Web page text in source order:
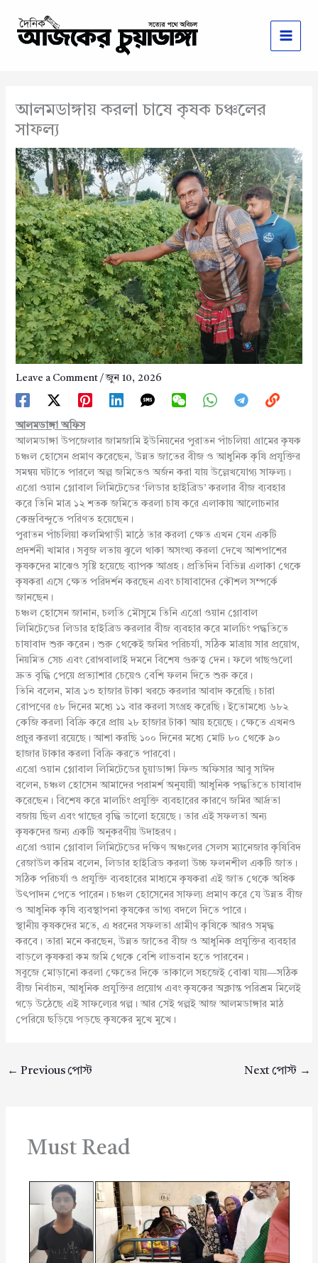
content
আলমডাঙ্গায় করলা চাষে কৃষক চঞ্চলের
সাফল্য
Leave a Comment /জুন 10, 2026
আলমডাঙ্গা অফিস
আলমডাঙ্গা উপজেলার জামজামি ইউনিয়নের পুরাতন পাঁচলিয়া গ্রামের কৃষক
চঞ্চল হোসেন প্রমাণ করেছেন, উন্নত জাতের বীজ ও আধুনিক কৃষি প্রযুক্তির
সমন্বয় ঘটাতে পারলে অল্প জমিতেও অর্জন করা যায় উল্লেখযোগ্য সাফল্য।
এগ্রো ওয়ান গ্লোবাল লিমিটেডের ‘লিডার হাইব্রিড’ করলার বীজ ব্যবহার
করে তিনি মাত্র ১২ শতক জমিতে করলা চাষ করে এলাকায় আলোচনার
কেন্দ্রবিন্দুতে পরিণত হয়েছেন।
পুরাতন পাঁচলিয়া কলমিগাড়ী মাঠে তার করলা ক্ষেত এখন যেন একটি
প্রদর্শনী খামার। সবুজ লতায় ঝুলে থাকা অসংখ্য করলা দেখে আশপাশের
কৃষকদের মাঝেও সৃষ্টি হয়েছে ব্যাপক আগ্রহ। প্রতিদিন বিভিন্ন এলাকা থেকে
কৃষকরা এসে ক্ষেত পরিদর্শন করছেন এবং চাষাবাদের কৌশল সম্পর্কে
জানছেন।
চঞ্চল হোসেন জানান, চলতি মৌসুমে তিনি এগ্রো ওয়ান গ্লোবাল
লিমিটেডের লিডার হাইব্রিড করলার বীজ ব্যবহার করে মালচিং পদ্ধতিতে
চাষাবাদ শুরু করেন। শুরু থেকেই জমির পরিচর্যা, সঠিক মাত্রায় সার প্রয়োগ,
নিয়মিত সেচ এবং রোগবালাই দমনে বিশেষ গুরুত্ব দেন। ফলে গাছগুলো
দ্রুত বৃদ্ধি পেয়ে প্রত্যাশার চেয়েও বেশি ফলন দিতে শুরু করে।
তিনি বলেন, মাত্র ১৩ হাজার টাকা খরচে করলার আবাদ করেছি। চারা
রোপণের ৫৮ দিনের মধ্যে ১১ বার করলা সংগ্রহ করেছি। ইতোমধ্যে ৬৮২
কেজি করলা বিক্রি করে প্রায় ২৮ হাজার টাকা আয় হয়েছে। ক্ষেতে এখনও
প্রচুর করলা রয়েছে। আশা করছি ১০০ দিনের মধ্যে মোট ৮০ থেকে ৯০
হাজার টাকার করলা বিক্রি করতে পারবো।
এগ্রো ওয়ান গ্লোবাল লিমিটেডের চুয়াডাঙ্গা ফিল্ড অফিসার আবু সাঈদ
বলেন, চঞ্চল হোসেন আমাদের পরামর্শ অনুযায়ী আধুনিক পদ্ধতিতে চাষাবাদ
করেছেন। বিশেষ করে মালচিং প্রযুক্তি ব্যবহারের কারণে জমির আর্দ্রতা
বজায় ছিল এবং গাছের বৃদ্ধি ভালো হয়েছে। তার এই সফলতা অন্য
কৃষকদের জন্য একটি অনুকরণীয় উদাহরণ।
এগ্রো ওয়ান গ্লোবাল লিমিটেডের দক্ষিণ অঞ্চলের সেলস ম্যানেজার কৃষিবিদ
রেজাউল করিম বলেন, লিডার হাইব্রিড করলা উচ্চ ফলনশীল একটি জাত।
সঠিক পরিচর্যা ও প্রযুক্তি ব্যবহারের মাধ্যমে কৃষকরা এই জাত থেকে অধিক
উৎপাদন পেতে পারেন। চঞ্চল হোসেনের সাফল্য প্রমাণ করে যে উন্নত বীজ
ও আধুনিক কৃষি ব্যবস্থাপনা কৃষকের ভাগ্য বদলে দিতে পারে।
স্থানীয় কৃষকদের মতে, এ ধরনের সফলতা গ্রামীণ কৃষিকে আরও সমৃদ্ধ
করবে। তারা মনে করছেন, উন্নত জাতের বীজ ও আধুনিক প্রযুক্তির ব্যবহার
বাড়লে কৃষকরা কম জমি থেকে বেশি লাভবান হতে পারবেন।
সবুজে মোড়ানো করলা ক্ষেতের দিকে তাকালে সহজেই বোঝা যায়—সঠিক
বীজ নির্বাচন, আধুনিক প্রযুক্তির প্রয়োগ এবং কৃষকের অক্লান্ত পরিশ্রম মিলেই
গড়ে উঠেছে এই সাফল্যের গল্প। আর সেই গল্পই আজ আলমডাঙ্গার মাঠ
পেরিয়ে ছড়িয়ে পড়ছে কৃষকের মুখে মুখে।
← Previous পোস্ট Next পোস্ট →
Must Read